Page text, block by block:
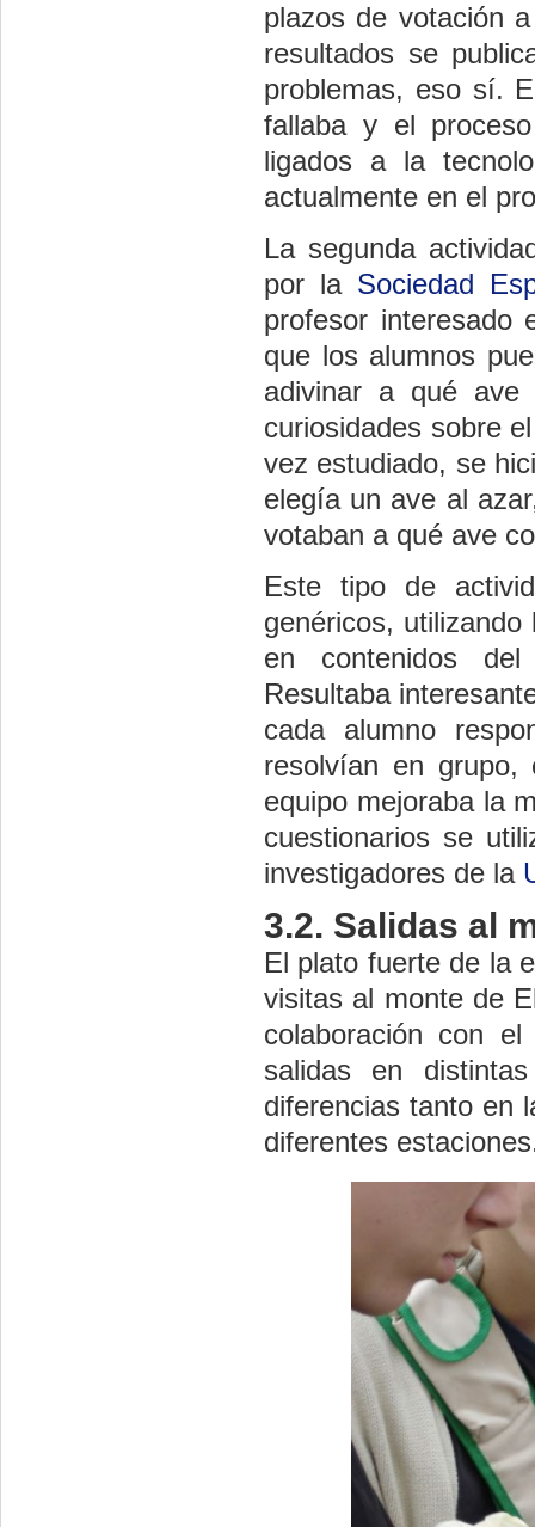
plazos de votación
resultados se
problemas, eso sí.
fallaba y el
ligados a la
actualmente en el
La segunda
por la Sociedad
profesor
que los alumnos
adivinar a qué ave
curiosidades sobre
vez estudiado, se
elegía un ave al
votaban a qué ave
Este tipo de
genéricos,
en contenidos del
Resultaba
cada alumno
resolvían en grupo,
equipo mejoraba la
cuestionarios se
investigadores de la
3.2. Salidas al
El plato fuerte de la
visitas al monte de
colaboración con
salidas en
diferencias tanto en
diferentes